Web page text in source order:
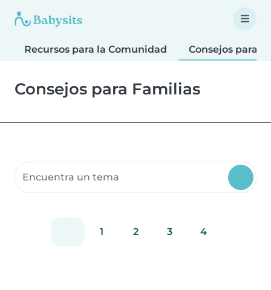
Recursos para la Comunidad Consejos para
Consejos para Familias
Buscar recursos para la comunidad
1 2 3 4